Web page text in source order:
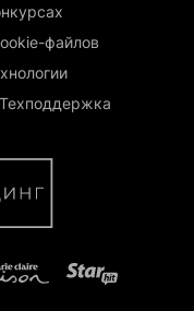
файлов
Техподдержка